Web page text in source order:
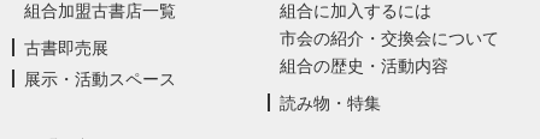
組合加盟古書店一覧
古書即売展
展示・活動スペース
組合に加入するには
市会の紹介・交換会について
組合の歴史・活動内容
読み物・特集